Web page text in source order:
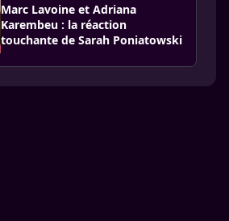
Marc Lavoine et Adriana
Karembeu : la réaction
touchante de Sarah Poniatowski